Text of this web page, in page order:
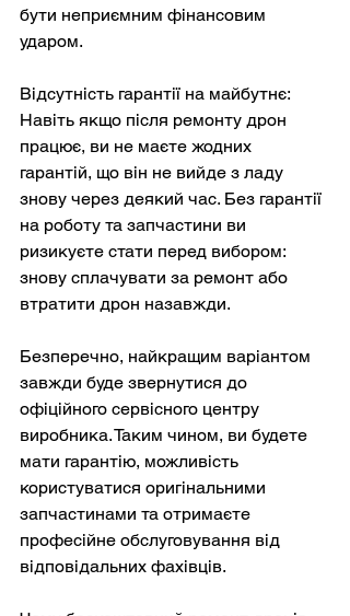
бути неприємним фінансовим
ударом.
Відсутність гарантії на майбутнє:
Навіть якщо після ремонту дрон
працює, ви не маєте жодних
гарантій, що він не вийде з ладу
знову через деякий час. Без гарантії
на роботу та запчастини ви
ризикуєте стати перед вибором:
знову сплачувати за ремонт або
втратити дрон назавжди.
Безперечно, найкращим варіантом
завжди буде звернутися до
офіційного сервісного центру
виробника. Таким чином, ви будете
мати гарантію, можливість
користуватися оригінальними
запчастинами та отримаєте
професійне обслуговування від
відповідальних фахівців.